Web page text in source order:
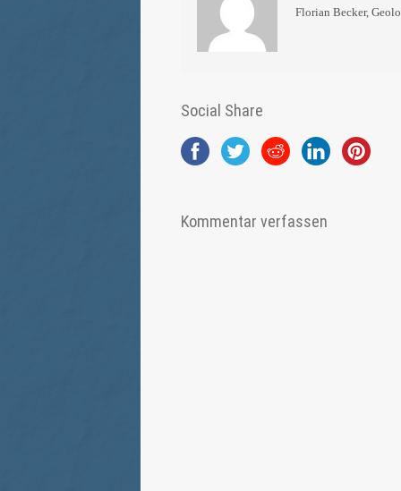
Florian Becker,
Social Share
Kommentar verfassen